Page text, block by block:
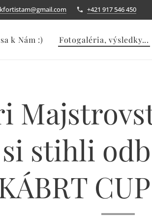
+421 917 546 450
k Nám :) Fotogaléria, výsledky...
stihli